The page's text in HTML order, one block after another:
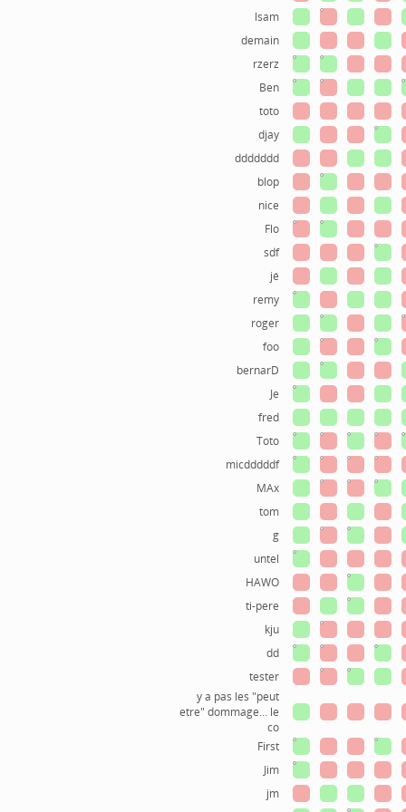
lsam
demain
rzerz
Ben
toto
djay
ddddddd
blop
nice
Flo
sdf
jé
remy
roger
foo
bernarD
Je
fred
Toto
micdddddf
MAx
tom
g
untel
HAWO
ti-pere
kju
dd
tester
y a pas les "peut
etre" dommage... le
co
First
Jim
jm